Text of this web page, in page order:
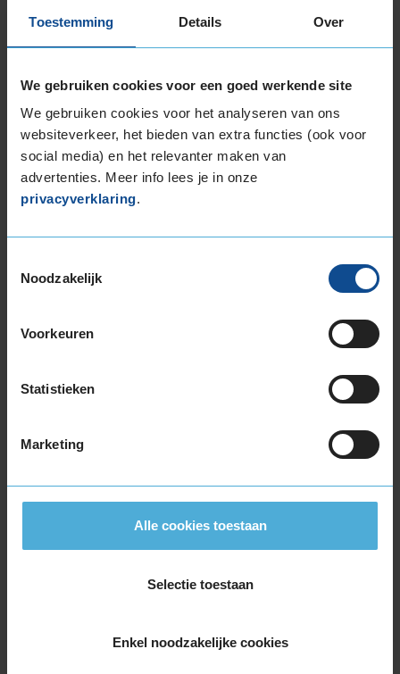
Toestemming Details Over
We gebruiken cookies voor een goed werkende site
We gebruiken cookies voor het analyseren van ons
websiteverkeer, het bieden van extra functies (ook voor
social media) en het relevanter maken van
advertenties. Meer info lees je in onze
privacyverklaring.
Noodzakelijk
Voorkeuren
Statistieken
Marketing
Alle cookies toestaan
Selectie toestaan
Enkel noodzakelijke cookies
3
Beschikbare bandenmaten
195/50R17 89H EXTRALOAD
205/50R17 93H EXTRALOAD
205/55R17 91H
215/45R17 91V EXTRALOAD
215/55R17 98V EXTRALOAD
225/45R17 94V EXTRALOAD